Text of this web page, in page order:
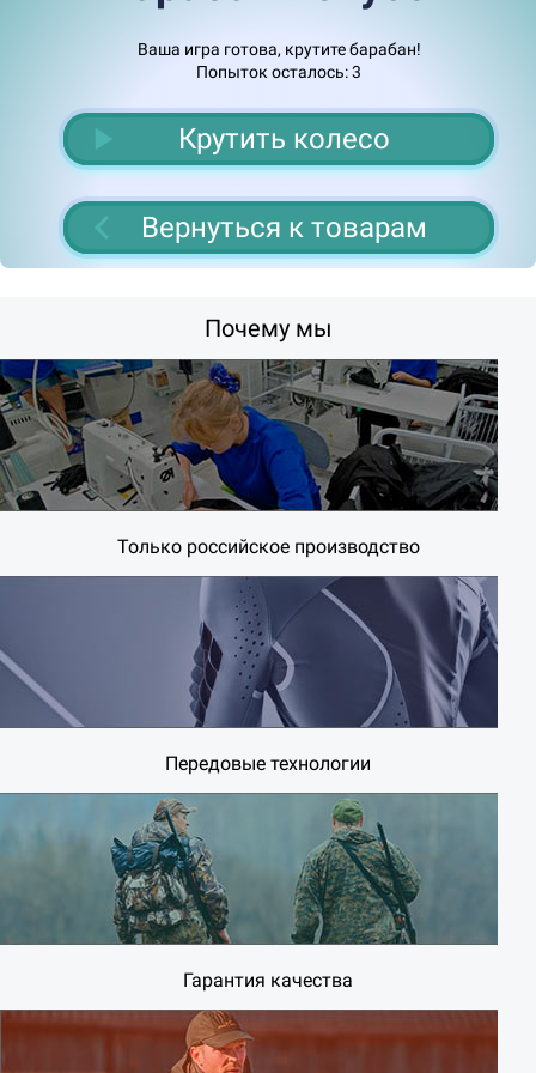
Подарок
Скидка 10%
5%
Ваша игра готова, крутите барабан!
Попыток осталось:3
Крутить колесо
Вернуться к товарам
Почему мы
Только российское производство
Передовые технологии
Гарантия качества